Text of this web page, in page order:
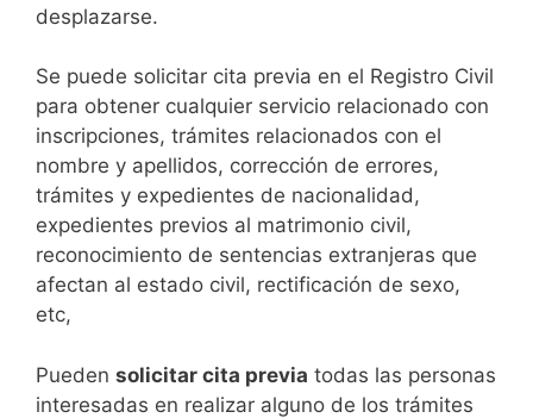
desplazarse.​
Se puede solicitar cita previa en el Registro Civil
para obtener cualquier servicio relacionado con
inscripciones, trámites relacionados con el
nombre y apellidos, corrección de errores,
trámites y expedientes de nacionalidad,
expedientes previos al matrimonio civil,
reconocimiento de sentencias extranjeras que
afectan al estado civil, rectificación de sexo,
etc,
​Pueden solicitar cita previa todas las personas
interesadas en realizar alguno de los trámites